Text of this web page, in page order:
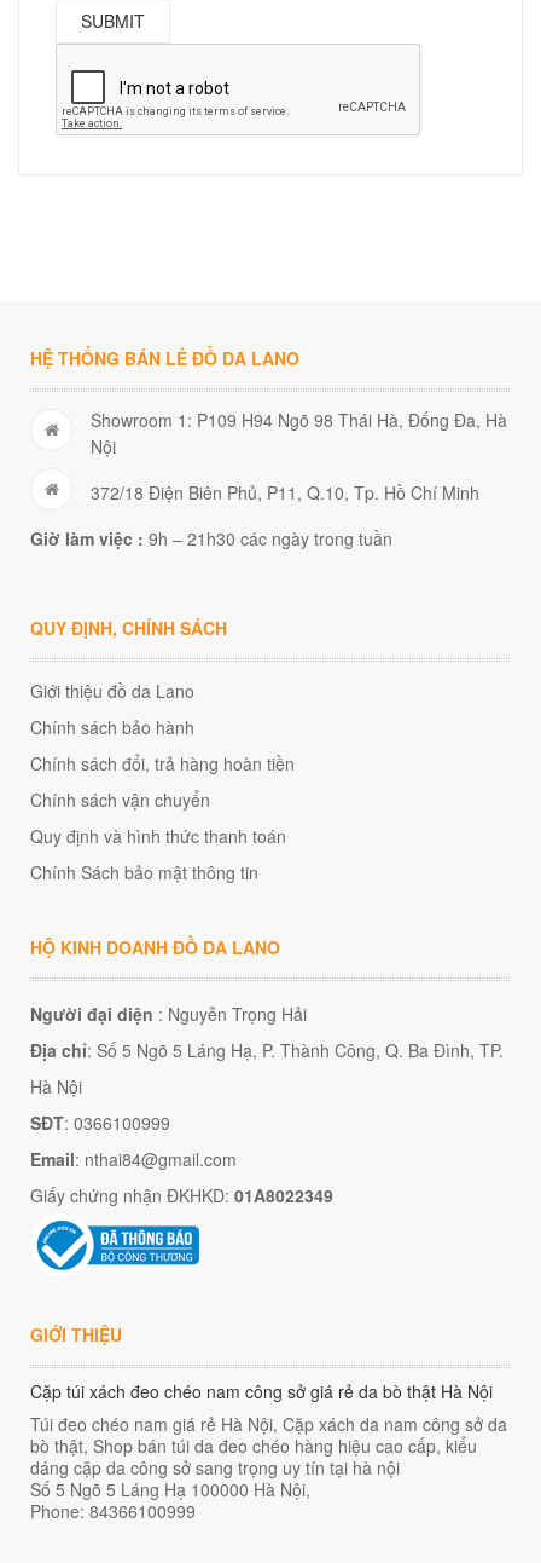
HỆ THỐNG BÁN LẺ ĐỒ DA LANO
Showroom 1: P109 H94 Ngõ 98 Thái Hà, Đống Đa, Hà
Nội
372/18 Điện Biên Phủ, P11, Q.10, Tp. Hồ Chí Minh
Giờ làm việc : 9h – 21h30 các ngày trong tuần
QUY ĐỊNH, CHÍNH SÁCH
Giới thiệu đồ da Lano
Chính sách bảo hành
Chính sách đổi, trả hàng hoàn tiền
Chính sách vận chuyển
Quy định và hình thức thanh toán
Chính Sách bảo mật thông tin
HỘ KINH DOANH ĐỒ DA LANO
Người đại diện : Nguyễn Trọng Hải
Địa chỉ: Số 5 Ngõ 5 Láng Hạ, P. Thành Công, Q. Ba Đình, TP.
Hà Nội
SĐT: 0366100999
Email: nthai84@gmail.com
Giấy chứng nhận ĐKHKD: 01A8022349
GIỚI THIỆU
Cặp túi xách đeo chéo nam công sở giá rẻ da bò thật Hà Nội
Túi đeo chéo nam giá rẻ Hà Nội, Cặp xách da nam công sở da
bò thật, Shop bán túi da đeo chéo hàng hiệu cao cấp, kiểu
dáng cặp da công sở sang trọng uy tín tại hà nội
Số 5 Ngõ 5 Láng Hạ 100000 Hà Nội,
Phone: 84366100999